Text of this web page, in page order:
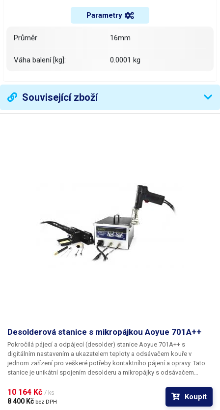
Parametry
Průměr 16mm
Váha balení [kg]: 0.0001 kg
Související zboží
Desolderová stanice s mikropájkou Aoyue 701A++
Pokročilá pájecí a odpájecí (desolder) stanice Aoyue 701A++ s
digitálním nastavením a ukazatelem teploty a odsávačem kouře v
jednom zařízení pro veškeré potřeby kontaktního pájení a opravy. Tato
stanice je unikátní spojením desolderu a mikropájky s odsávačem
zařízení.Mikropájka
nabízí dostatečný výkon 70W s digitálně řízenou
teplotou v rozsahu 200-480°C a je ovládána zcela nezávisle na
10 164 Kč / ks
8 400 Kč bez DPH
Koupit